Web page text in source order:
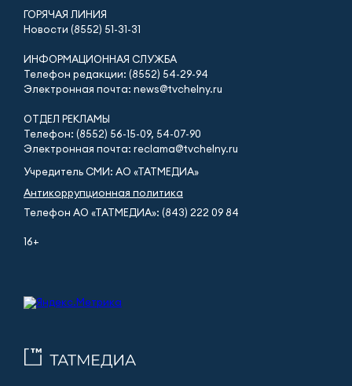
ГОРЯЧАЯ ЛИНИЯ
Новости (8552) 51-31-31
ИНФОРМАЦИОННАЯ СЛУЖБА
Телефон редакции: (8552) 54-29-94
Электронная почта: news@tvchelny.ru
ОТДЕЛ РЕКЛАМЫ
Телефон: (8552) 56-15-09, 54-07-90
Электронная почта: reclama@tvchelny.ru
Учредитель СМИ: АО «ТАТМЕДИА»
Антикоррупционная политика
Телефон АО «ТАТМЕДИА»: (843) 222 09 84
16+